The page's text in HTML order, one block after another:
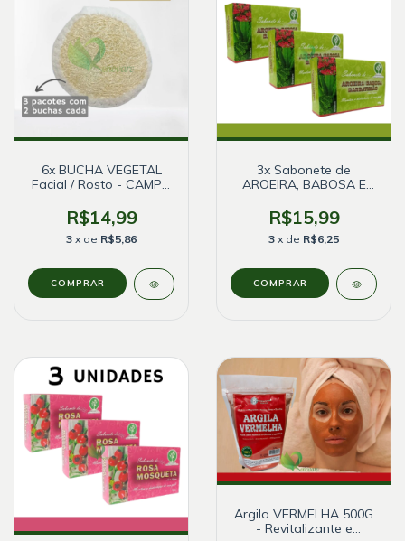
6x BUCHA VEGETAL
Facial / Rosto - CAMPO
R$14,99
3 x de R$5,86
3x Sabonete de
AROEIRA, BABOSA E
Antisséptico - Bionature
R$15,99
3 x de R$6,25
Argila VERMELHA 500G
- Revitalizante e